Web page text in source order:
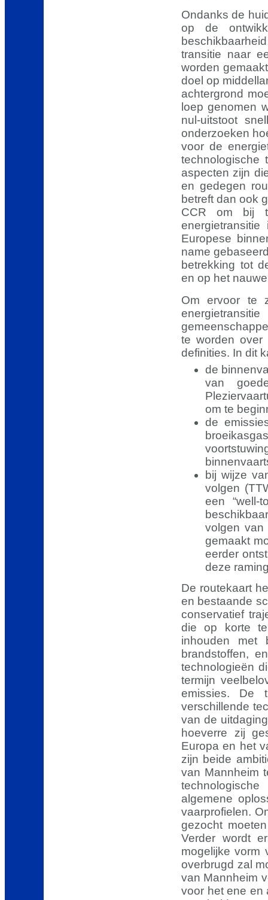
Ondanks de
op de
transitie naar
worden
doel op
achtergrond
loep genomen
nul-uitstoot
onderzoeken
voor de
technologische
aspecten zijn
en gedegen
betreft dan ook
CCR om bij
Europese
name
betrekking tot
en op het
Om ervoor te
te worden over
definities. In dit
de
van
om te
de
bij wijze
volgen
een “well-
volgen van
gemaakt
eerder
deze
De routekaart
en bestaande
conservatief
die op korte
inhouden met
brandstoffen,
technologieën
termijn
emissies. De
verschillende
van de
hoeverre zij
Europa en het
zijn beide
van Mannheim
algemene
vaarprofielen.
gezocht
Verder wordt
mogelijke vorm
overbrugd zal
van Mannheim
voor het ene en